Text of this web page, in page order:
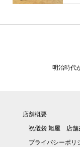
明治時代
店舗概要
祝儀袋 旭屋 店
プライバシーポリ